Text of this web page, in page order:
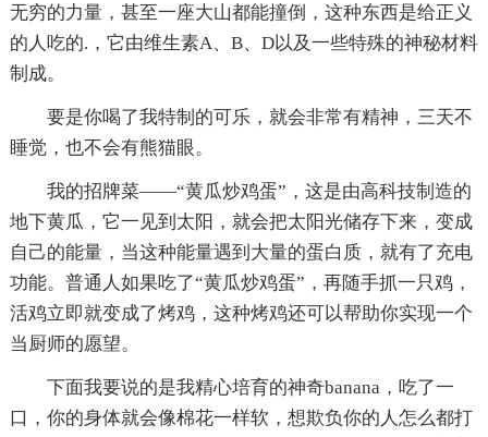
无穷的力量，甚至一座大山都能撞倒，这种东西是给正义
的人吃的.，它由维生素A、B、D以及一些特殊的神秘材料
制成。
要是你喝了我特制的可乐，就会非常有精神，三天不
睡觉，也不会有熊猫眼。
我的招牌菜——“黄瓜炒鸡蛋”，这是由高科技制造的
地下黄瓜，它一见到太阳，就会把太阳光储存下来，变成
自己的能量，当这种能量遇到大量的蛋白质，就有了充电
功能。普通人如果吃了“黄瓜炒鸡蛋”，再随手抓一只鸡，
活鸡立即就变成了烤鸡，这种烤鸡还可以帮助你实现一个
当厨师的愿望。
下面我要说的是我精心培育的神奇banana，吃了一
口，你的身体就会像棉花一样软，想欺负你的人怎么都打